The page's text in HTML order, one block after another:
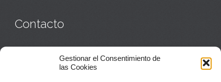
Gestionar el Consentimiento de
las Cookies
Contacto
Monasterio:949 835 032
Casa de acogida:609 423 521o949 835 058
Parroquia y sacerdotes:949 835 111